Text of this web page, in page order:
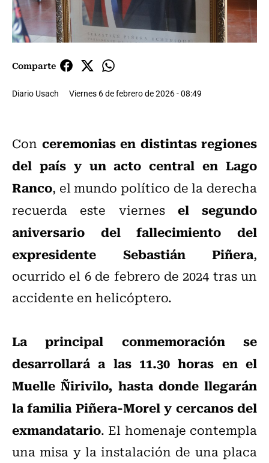
Comparte
Diario Usach Viernes 6 de febrero de 2026 - 08:49
Con ceremonias en distintas regiones
del país y un acto central en Lago
Ranco, el mundo político de la derecha
recuerda este viernes el segundo
aniversario del fallecimiento del
expresidente Sebastián Piñera,
ocurrido el 6 de febrero de 2024 tras un
accidente en helicóptero.
La principal conmemoración se
desarrollará a las 11.30 horas en el
Muelle Ñirivilo, hasta donde llegarán
la familia Piñera-Morel y cercanos del
exmandatario. El homenaje contempla
una misa y la instalación de una placa